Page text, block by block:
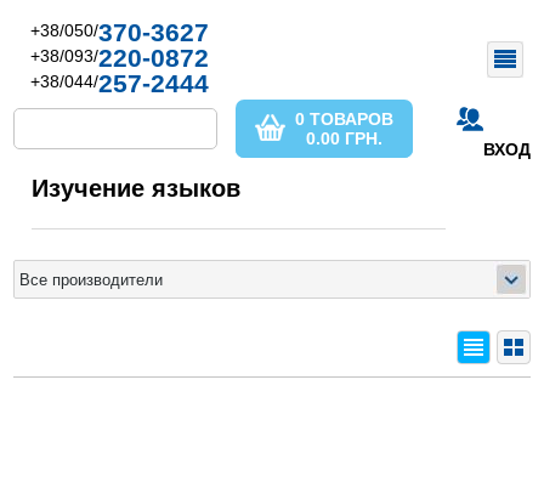
+38/050/370-3627
+38/093/220-0872
+38/044/257-2444
ВХОД
0 ТОВАРОВ
0.00 ГРН.
Изучение языков